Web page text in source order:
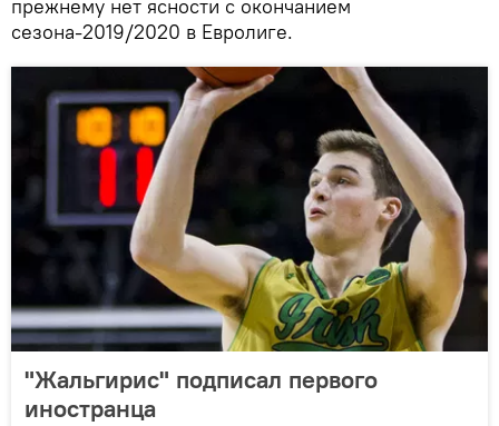
прежнему нет ясности с окончанием
сезона-2019/2020 в Евролиге.
"Жальгирис" подписал первого
иностранца